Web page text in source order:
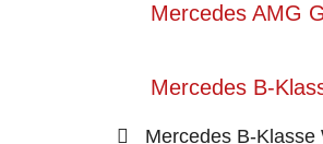
Mercedes AMG
Mercedes B-
Mercedes B-Klasse